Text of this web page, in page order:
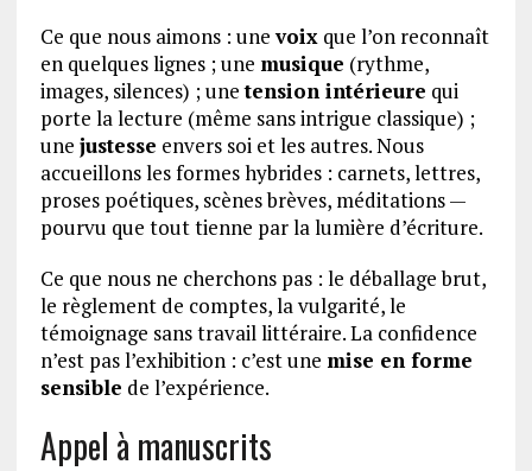
Ce que nous aimons : unevoixque l’on reconnaît
en quelques lignes ; une musique (rythme,
images, silences) ; unetension intérieure qui
porte la lecture (même sans intrigue classique) ;
une justesse envers soi et les autres. Nous
accueillons les formes hybrides : carnets, lettres,
proses poétiques, scènes brèves, méditations —
pourvu que tout tienne par la lumière d’écriture.
Ce que nous ne cherchons pas : le déballage brut,
le règlement de comptes, la vulgarité, le
témoignage sans travail littéraire. La confidence
n’est pas l’exhibition : c’est une mise en forme
sensible de l’expérience.
Appel à manuscrits